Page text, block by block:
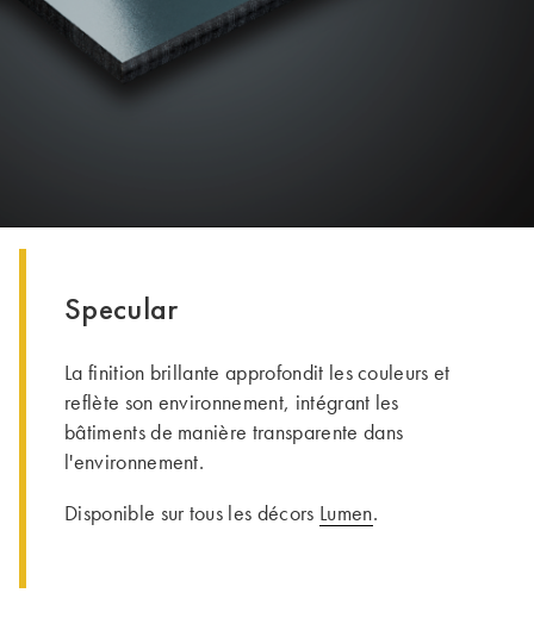
Specular
La finition brillante approfondit les couleurs et
reflète son environnement, intégrant les
bâtiments de manière transparente dans
l'environnement.
Disponible sur tous les décors Lumen.